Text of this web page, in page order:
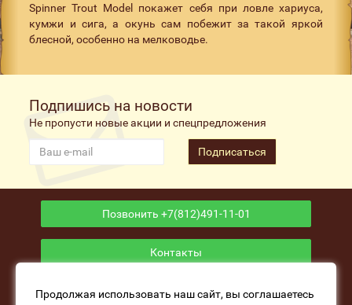
Spinner Trout Model покажет себя при ловле хариуса,
кумжи и сига, а окунь сам побежит за такой яркой
блесной, особенно на мелководье.
Подпишись на новости
Не пропусти новые акции и спецпредложения
Подписаться
Позвонить +7(812)491-11-01
Контакты
Приложение
Продолжая использовать наш сайт, вы соглашаетесь